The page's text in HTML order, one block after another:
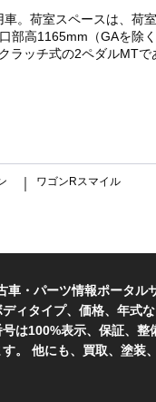
。荷室スペースは、荷
部高1165mm（GAを除
ラッチ式の2ペダルMT
ワゴンRスマイル
・パーツ情報ポータル
ィタイプ、価格、年式
は100%表示、保証、整
。 他にも、買取、塗装